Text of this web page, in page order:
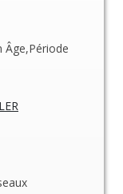
Âge,Période